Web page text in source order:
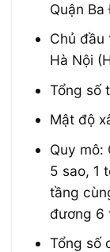
Quận Ba
Chủ đầu
Hà Nội
Tổng số
Mật độ
Quy mô:
5 sao, 1
tầng
đương 6
Tổng số